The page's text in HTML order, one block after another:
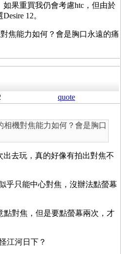
果重買我仍會考慮htc，但由於
12。
焦能力如何？會是胸口永遠的痛
quote
機對焦能力如何？會是胸口
去玩，真的好像有拍出對焦不
乎只能中心對焦，沒辦法點螢幕
點對焦，但是要點螢幕兩次，才
江河日下？